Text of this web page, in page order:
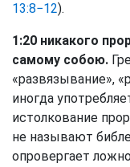
13:8−12).
1:20 никакого
самому собою.
«развязывание»,
иногда
истолкование
не называют
опровергает